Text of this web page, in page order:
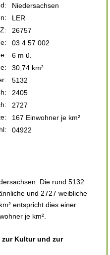
Niedersachsen
LER
26757
03 4 57 002
6 m ü.
30,74 km²
5132
2405
2727
167 Einwohner je km²
04922
Die rund 5132
und 2727 weibliche
entspricht dies einer
je km².
zur Kultur und zur